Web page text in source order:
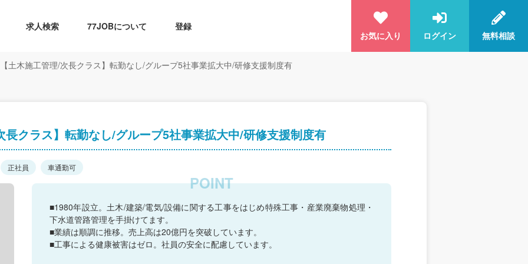
求人検索 77JOBについて
登録
お気に入り
ログイン 無料相談
土木施工管理/次長クラス】転勤なし/グループ5社事業拡大中/研修支援制度有
クラス】転勤なし/グループ5社事業拡大中/研修支援制度有
正社員 車通勤可
■1980年設立。土木/建築/電気/設備に関する工事をはじめ特殊工事・産業廃棄物処理・
下水道管路管理を手掛けてます。
■業績は順調に推移。売上高は20億円を突破しています。
■工事による健康被害はゼロ。社員の安全に配慮しています。